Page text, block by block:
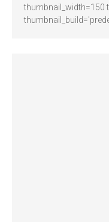
thumbnail_width=150